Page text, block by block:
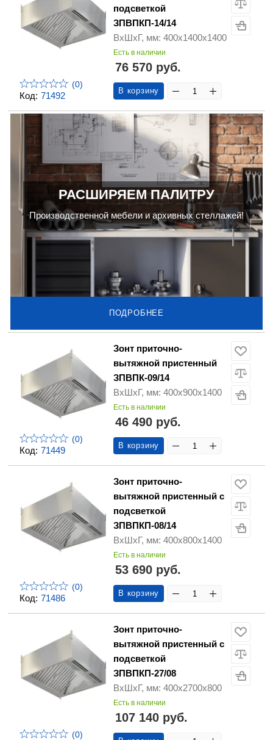
Код: 71492
(0)
подсветкой
ЗПВПКП-14/14
ВхШхГ, мм: 400х1400х1400
Есть в наличии
76 570 руб.
В корзину
РАСШИРЯЕМ ПАЛИТРУ
Производственной мебели и архивных стеллажей!
ПОДРОБНЕЕ
Код: 71449
(0)
Зонт приточно-
вытяжной пристенный
ЗПВПК-09/14
ВхШхГ, мм: 400х900х1400
Есть в наличии
46 490 руб.
В корзину
Код: 71486
(0)
Зонт приточно-
вытяжной пристенный с
подсветкой
ЗПВПКП-08/14
ВхШхГ, мм: 400х800х1400
Есть в наличии
53 690 руб.
В корзину
(0)
Зонт приточно-
вытяжной пристенный с
подсветкой
ЗПВПКП-27/08
ВхШхГ, мм: 400х2700х800
Есть в наличии
107 140 руб.